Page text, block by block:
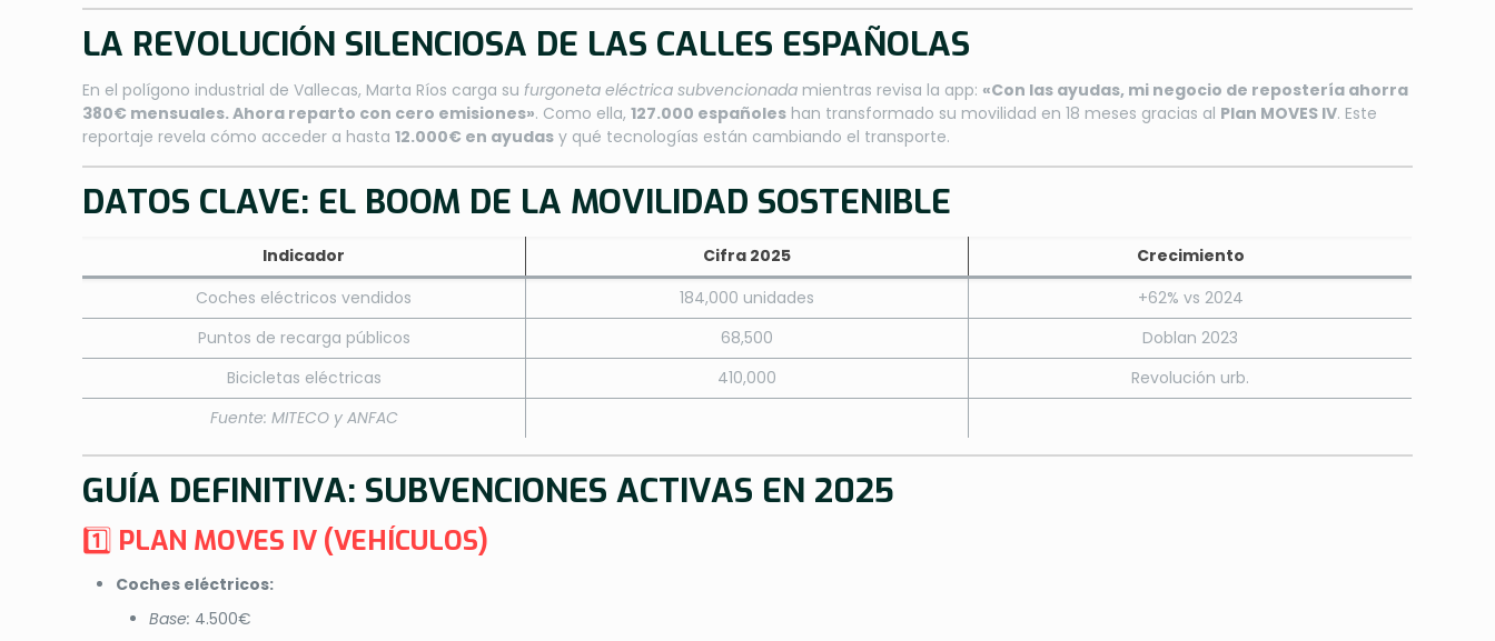
LA REVOLUCIÓN SILENCIOSA DE LAS CALLES ESPAÑOLAS
En el polígono industrial de Vallecas, Marta Ríos carga sufurgoneta eléctrica subvencionada mientras revisa la app: «Con las ayudas, mi negocio de repostería ahorra
380€ mensuales. Ahora reparto con cero emisiones». Como ella,127.000 españoles han transformado su movilidad en 18 meses gracias al Plan MOVES IV. Este
reportaje revela cómo acceder a hasta12.000€ en ayudas y qué tecnologías están cambiando el transporte.
DATOS CLAVE: EL BOOM DE LA MOVILIDAD SOSTENIBLE
Indicador Cifra 2025
Crecimiento
Coches eléctricos vendidos
184,000 unidades
+62% vs 2024
Puntos de recarga públicos
68,500
Doblan 2023
Bicicletas eléctricas
410,000
Revolución urb.
Fuente: MITECO y ANFAC
GUÍA DEFINITIVA: SUBVENCIONES ACTIVAS EN 2025
1️⃣ PLAN MOVES IV (VEHÍCULOS)
Coches eléctricos:
Base: 4.500€